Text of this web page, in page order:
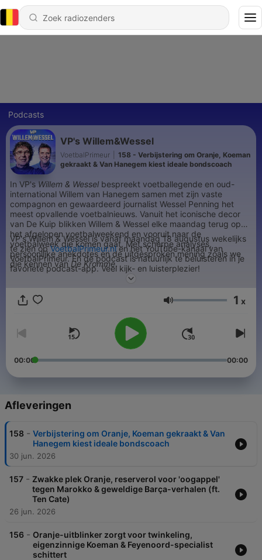
Podcasts
VP's Willem&Wessel
VoetbalPrimeur
158 - Verbijstering om Oranje, Koeman
gekraakt & Van Hanegem kiest ideale bondscoach
In VP's Willem & Wessel bespreekt voetballegende en oud-
international Willem van Hanegem samen met zijn vaste
compagnon en gewaardeerd journalist Wessel Penning het
meest opvallende voetbalnieuws. Vanuit het iconische decor
van De Kuip blikken Willem & Wessel elke maandag terug op
het afgelopen voetbalweekend en vooruit naar de
voetbalweek die komen gaat. Met scherpe analyses,
persoonlijke anekdotes en de uitgesproken mening zoals we
die kennen van De Kromme.
VP's Willem & Wessel is vanaf maandag 18 augustus wekelijks
te zien opVoetbalPrimeur.nlen het YouTube-kanaal van
VoetbalPrimeur. En de podcast is natuurlijk te beluisteren in je
favoriete podcast-app. Veel kijk- en luisterplezier!
Volume 1 x
00:00 00:00
Afleveringen
158 - Verbijstering om Oranje, Koeman gekraakt & Van
Hanegem kiest ideale bondscoach
30 jun. 2026
157 - Zwakke plek Oranje, reserverol voor 'oogappel'
tegen Marokko & geweldige Barça-verhalen (ft.
Ten Cate)
26 jun. 2026
156 - Oranje-uitblinker zorgt voor twinkeling,
eigenzinnige Koeman & Feyenoord-specialist
schittert